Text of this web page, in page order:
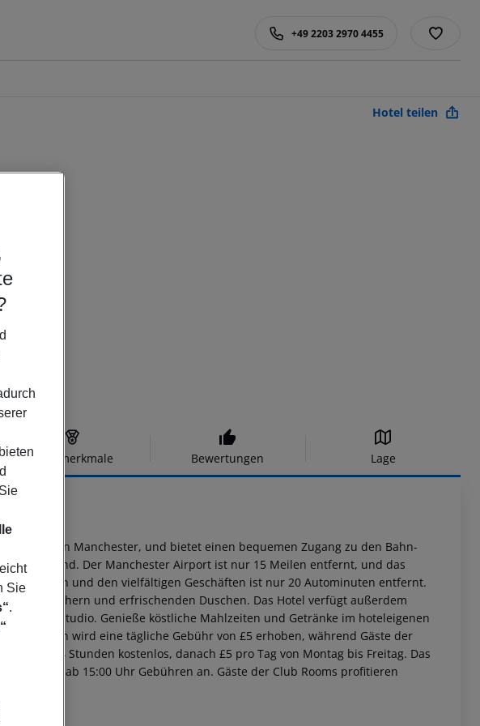
+49 2203 2970 4455
Hotel teilen
Hotelmerkmale Bewertungen Lage
östlich von Manchester, und bietet einen bequemen Zugang zu den Bahn-
sind. Der Manchester Airport ist nur 15 Meilen entfernt, und das
und den vielfältigen Geschäften ist nur 20 Autominuten entfernt.
Fernsehern und erfrischenden Duschen. Das Hotel verfügt außerdem
Fitnessstudio. Genieße köstliche Mahlzeiten und Getränke im hoteleigenen
wird eine tägliche Gebühr von £5 erhoben, während Gäste der
ist bis zu 4 Stunden kostenlos, danach £5 pro Tag von Montag bis Freitag. Das
fallen ab 15:00 Uhr Gebühren an. Gäste der Club Rooms profitieren
Parken.
Sie
.